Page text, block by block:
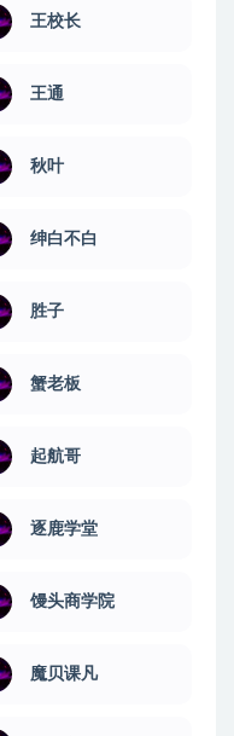
王校长
王通
秋叶
绅白不白
​胜子
蟹老板
起航哥
逐鹿学堂
馒头商学院
魔贝课凡